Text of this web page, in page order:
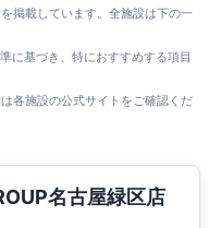
掲載しています。全施設は下の一
に基づき、特におすすめする項目
各施設の公式サイトをご確認くだ
名古屋緑区店